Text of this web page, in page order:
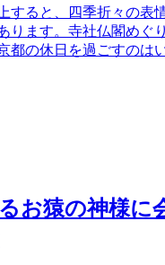
すると、四季折々の表
ります。寺社仏閣めぐ
都の休日を過ごすのは
お猿の神様に